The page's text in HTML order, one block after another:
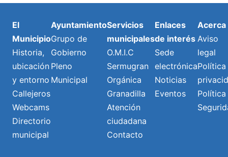
El
Municipio
Historia,
ubicación
y entorno
Callejeros
Webcams
Directorio
municipal
Ayuntamiento
Grupo de
Gobierno
Pleno
Municipal
Servicios
municipales
O.M.I.C
Sermugran
Orgánica
Granadilla
Atención
ciudadana
Contacto
Enlaces
de interés
Sede
electrónica
Noticias
Eventos
Acerca
Aviso
legal
Política
Política